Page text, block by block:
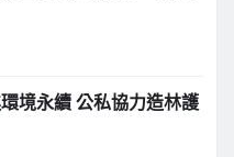
境永續 公私協力造林護